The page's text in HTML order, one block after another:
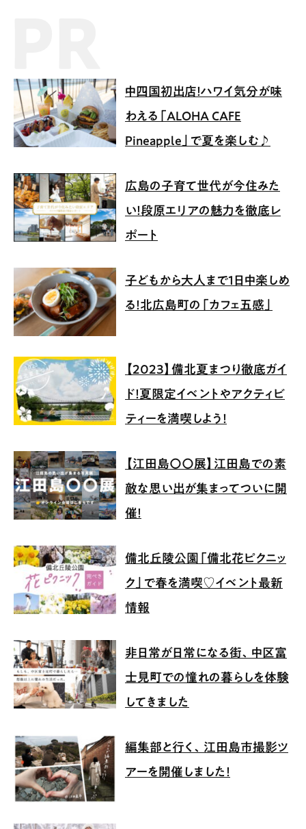
中四国初出店！ハワイ気分が味
わえる「ALOHA CAFE
Pineapple」で夏を楽しむ♪
広島の子育て世代が今住みた
い！段原エリアの魅力を徹底レ
ポート
子どもから大人まで1日中楽しめ
る！北広島町の「カフェ五感」
【2023】備北夏まつり徹底ガイ
ド！夏限定イベントやアクティビ
ティーを満喫しよう！
【江田島〇〇展】江田島での素
敵な思い出が集まってついに開
催！
備北丘陵公園「備北花ピクニッ
ク」で春を満喫♡イベント最新
情報
非日常が日常になる街、中区富
士見町での憧れの暮らしを体験
してきました
編集部と行く、江田島市撮影ツ
アーを開催しました！